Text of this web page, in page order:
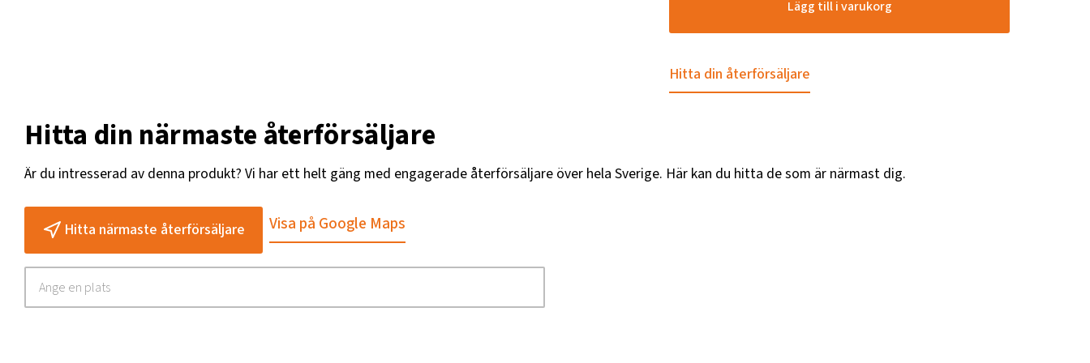
Lägg till i varukorg
Hitta din återförsäljare
Hitta din närmaste återförsäljare
Är du intresserad av denna produkt? Vi har ett helt gäng med engagerade återförsäljare över hela Sverige. Här kan du hitta de som är närmast dig.
Hitta närmaste återförsäljare Visa på Google Maps